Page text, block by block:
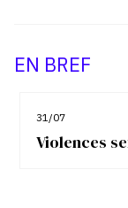
EN BREF
31/07
Violences